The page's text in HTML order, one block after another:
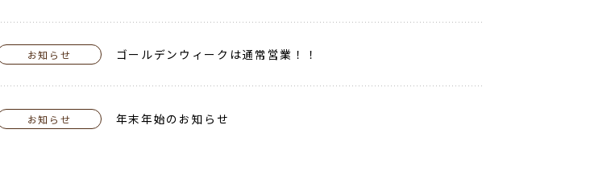
お知らせ ゴールデンウィークは通常営業！！
お知らせ 年末年始のお知らせ